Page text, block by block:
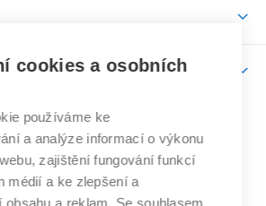
roku
údajů studentů
rada
výzkumu
/ ContriBUTe
učení
technické
cookies a osobních
používáme ke
a analýze informací o výkonu
zajištění fungování funkcí
médií a ke zlepšení a
obsahu a reklam. Se souhlasem